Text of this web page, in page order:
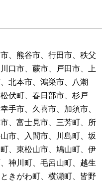
、熊谷市、行田市、秩父
口市、蕨市、戸田市、上
北本市、鴻巣市、八潮
伏町、春日部市、杉戸
手市、久喜市、加須市、
、富士見市、三芳町、所
市、入間市、川島町、坂
、東松山市、鳩山町、伊
神川町、毛呂山町、越生
きがわ町、横瀬町、皆野